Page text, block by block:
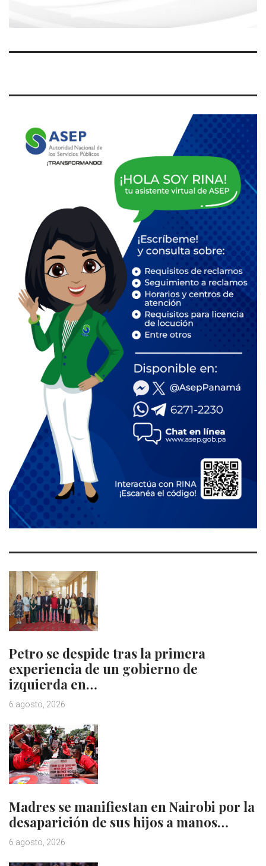
Petro se despide tras la primera
experiencia de un gobierno de
izquierda en…
6 agosto, 2026
Madres se manifiestan en Nairobi por la
desaparición de sus hijos a manos…
6 agosto, 2026